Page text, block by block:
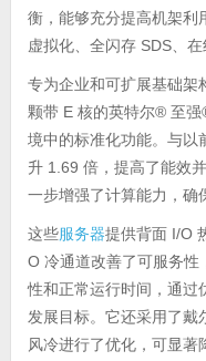
衡，能够充分提高机架利
虚拟化、全闪存 SDS、
专为企业和可扩展基础架
颗带 E 核的英特尔® 至
境中的标准化功能。与以
升 1.69 倍，提高了能效
一步增强了计算能力，确
这些服务器提供背面 I/O
O 冷通道改善了可服务性
性和正常运行时间，通过
发展目标。它还采用了戴
风冷进行了优化，可显